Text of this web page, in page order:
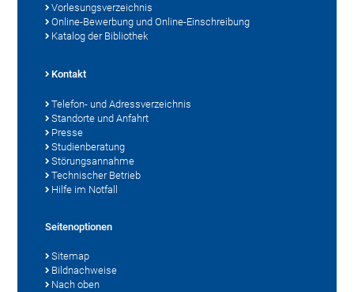
Vorlesungsverzeichnis
Online-Bewerbung und Online-Einschreibung
Katalog der Bibliothek
Kontakt
Telefon- und Adressverzeichnis
Standorte und Anfahrt
Presse
Studienberatung
Störungsannahme
Technischer Betrieb
Hilfe im Notfall
Seitenoptionen
Sitemap
Bildnachweise
Nach oben